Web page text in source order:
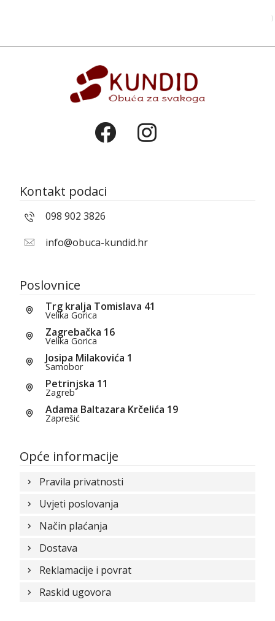
Kontakt podaci
098 902 3826
info@obuca-kundid.hr
Poslovnice
Trg kralja Tomislava 41
Velika Gorica
Zagrebačka 16
Velika Gorica
Josipa Milakovića 1
Samobor
Petrinjska 11
Zagreb
Adama Baltazara Krčelića 19
Zaprešić
Opće informacije
Pravila privatnosti
Uvjeti poslovanja
Način plaćanja
Dostava
Reklamacije i povrat
Raskid ugovora